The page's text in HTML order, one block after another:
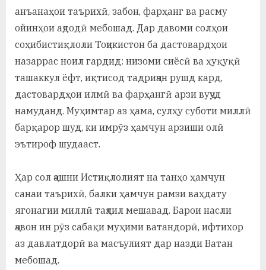
анъанаҳои таърихӣ, забон, фарҳанг ва расму
ойинҳои аҷдодӣ мебошад. Дар давоми солҳои
соҳибистиқлоли Тоҷикистон ба дастовардҳои
назаррас ноил гардид: низоми сиёсӣ ва ҳуқуқӣ
ташаккул ёфт, иқтисод тадриҷан рушд кард,
дастовардҳои илмӣ ва фарҳангӣ арзи вуҷуд
намуданд. Муҳимтар аз ҳама, сулҳу суботи миллӣ
барқарор шуд, ки имрӯз ҳамчун арзиши олӣ
эътироф шудааст.
Ҳар сол ҷашни Истиқлолият на танҳо ҳамчун
санаи таърихӣ, балки ҳамчун рамзи ваҳдату
ягонагии миллӣ таҷлил мешавад. Барои насли
ҷавон ин рӯз сабақи муҳими ватандорӣ, ифтихор
аз давлатдорӣ ва масъулият дар назди Ватан
мебошад.